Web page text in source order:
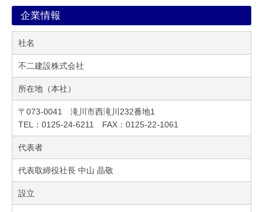
企業情報
社名
不二建設株式会社
所在地（本社）
〒073-0041 滝川市西滝川232番地1
TEL：0125-24-6211 FAX：0125-22-1061
代表者
代表取締役社長 中山 晶敬
設立